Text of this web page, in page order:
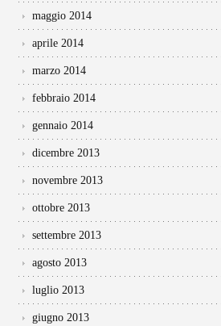
maggio 2014
aprile 2014
marzo 2014
febbraio 2014
gennaio 2014
dicembre 2013
novembre 2013
ottobre 2013
settembre 2013
agosto 2013
luglio 2013
giugno 2013